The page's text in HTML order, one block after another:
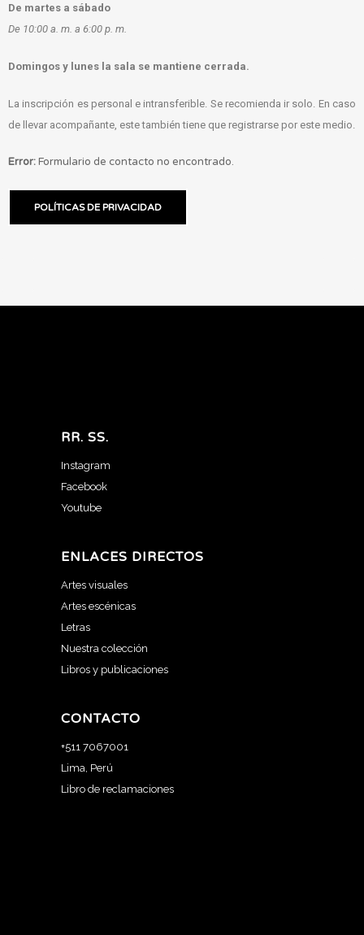
De martes a sábado
De 10:00 a. m. a 6:00 p. m.
Domingos y lunes la sala se mantiene cerrada.
La inscripción es personal e intransferible. Se recomienda ir solo. En caso
de llevar acompañante, este también tiene que registrarse por este medio.
Error:Formulario de contacto no encontrado.
POLÍTICAS DE PRIVACIDAD
RR. SS.
Instagram
Facebook
Youtube
ENLACES DIRECTOS
Artes visuales
Artes escénicas
Letras
Nuestra colección
Libros y publicaciones
CONTACTO
+511 7067001
Lima, Perú
Libro de reclamaciones